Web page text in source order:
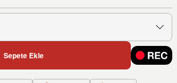
Sepete Ekle